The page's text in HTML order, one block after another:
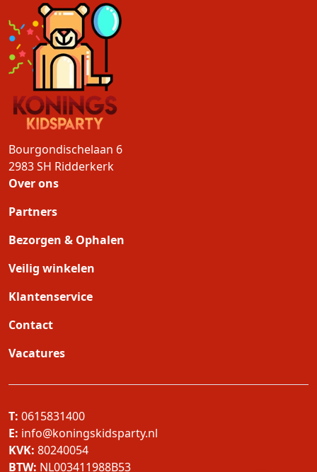
Bourgondischelaan 6
2983 SH Ridderkerk
Over ons
Partners
Bezorgen & Ophalen
Veilig winkelen
Klantenservice
Contact
Vacatures
T: 0615831400
E: info@koningskidsparty.nl
KVK: 80240054
BTW: NL003411988B53